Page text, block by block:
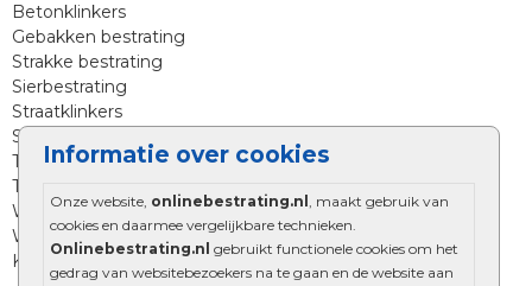
Informatie over cookies
Onze website, onlinebestrating.nl , maakt gebruik van
cookies en daarmee vergelijkbare technieken.
Onlinebestrating.nl gebruikt functionele cookies om het
gedrag van websitebezoekers na te gaan en de website aan
Betonklinkers
Gebakken bestrating
Strakke bestrating
Sierbestrating
Straatklinkers
Straatstenen
Trommelstenen
Tuinstenen
Waalformaat
Wildverband bestrating
Kingstones